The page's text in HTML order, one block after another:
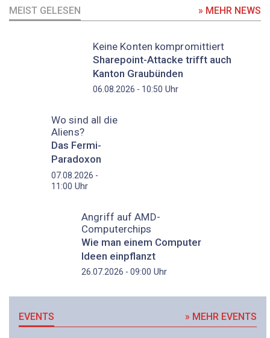
MEIST GELESEN » MEHR NEWS
Keine Konten kompromittiert
Sharepoint-Attacke trifft auch
Kanton Graubünden
06.08.2026 - 10:50 Uhr
Wo sind all die
Aliens?
Das Fermi-
Paradoxon
07.08.2026 -
11:00 Uhr
Angriff auf AMD-
Computerchips
Wie man einem Computer
Ideen einpflanzt
26.07.2026 - 09:00 Uhr
EVENTS » MEHR EVENTS